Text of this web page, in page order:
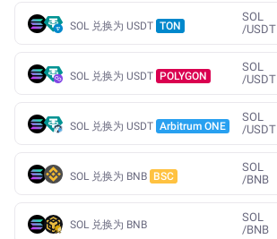
SOL 兑换为 USDT TON
SOL
/USDT
SOL 兑换为 USDT POLYGON
SOL
/USDT
SOL 兑换为 USDT Arbitrum ONE
SOL
/USDT
SOL 兑换为 BNB BSC
SOL
/BNB
SOL 兑换为 BNB
SOL
/BNB